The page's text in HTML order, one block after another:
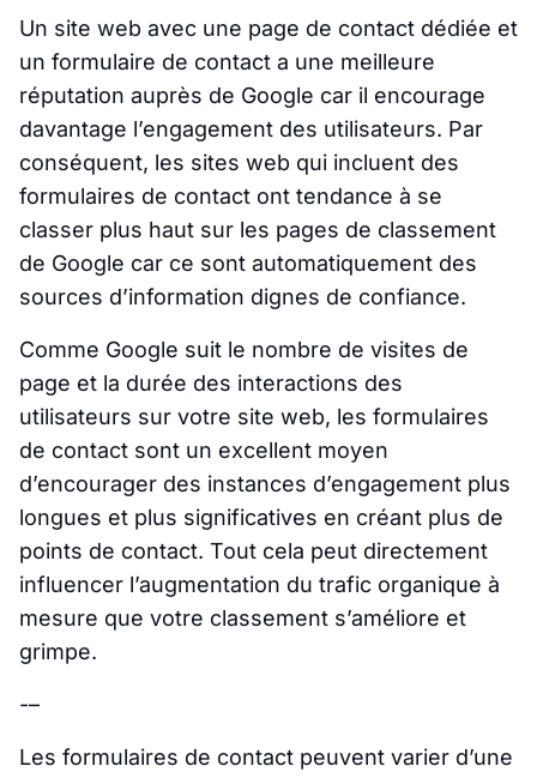
Un site web avec une page de contact dédiée et
un formulaire de contact a une meilleure
réputation auprès de Google car il encourage
davantage l’engagement des utilisateurs. Par
conséquent, les sites web qui incluent des
formulaires de contact ont tendance à se
classer plus haut sur les pages de classement
de Google car ce sont automatiquement des
sources d’information dignes de confiance.
Comme Google suit le nombre de visites de
page et la durée des interactions des
utilisateurs sur votre site web, les formulaires
de contact sont un excellent moyen
d’encourager des instances d’engagement plus
longues et plus significatives en créant plus de
points de contact. Tout cela peut directement
influencer l’augmentation du trafic organique à
mesure que votre classement s’améliore et
grimpe.
-–
Les formulaires de contact peuvent varier d’une